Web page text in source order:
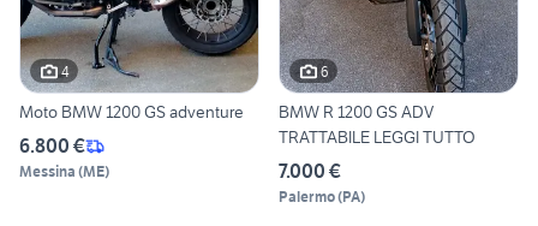
4
Moto BMW 1200 GS adventure
6.800 €
Messina (ME)
6
BMW R 1200 GS ADV
TRATTABILE LEGGI TUTTO
7.000 €
Palermo(PA)